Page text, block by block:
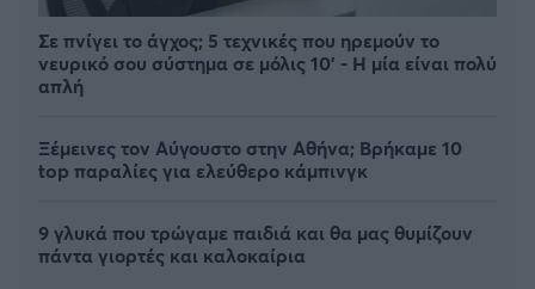
Σε πνίγει το άγχος; 5 τεχνικές που ηρεμούν το
νευρικό σου σύστημα σε μόλις 10' - Η μία είναι πολύ
απλή
Ξέμεινες τον Αύγουστο στην Αθήνα; Βρήκαμε 10
top παραλίες για ελεύθερο κάμπινγκ
9 γλυκά που τρώγαμε παιδιά και θα μας θυμίζουν
πάντα γιορτές και καλοκαίρια